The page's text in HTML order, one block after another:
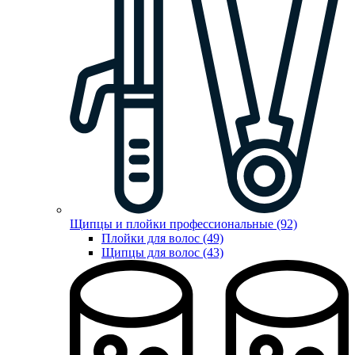
Щипцы и плойки профессиональные (92)
Плойки для волос (49)
Щипцы для волос (43)